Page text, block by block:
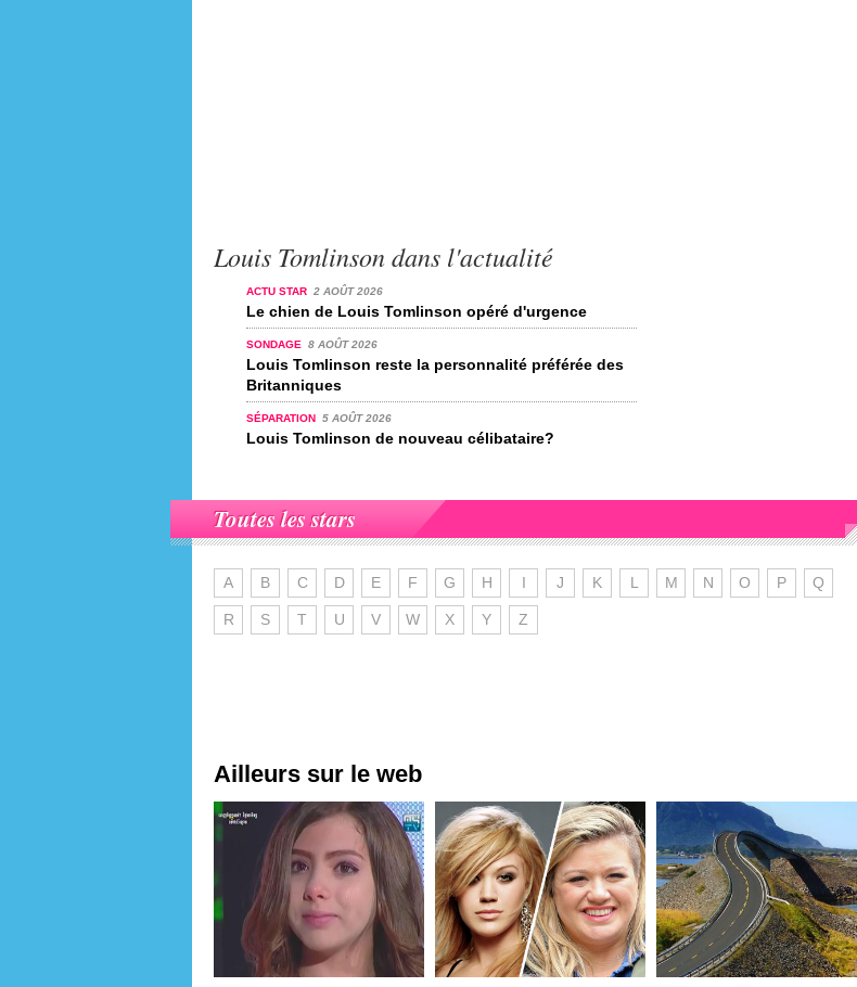
Louis Tomlinson dans l'actualité
ACTU STAR 2 AOÛT 2026
Le chien de Louis Tomlinson opéré d'urgence
SONDAGE 8 AOÛT 2026
Louis Tomlinson reste la personnalité préférée des
Britanniques
SÉPARATION 5 AOÛT 2026
Louis Tomlinson de nouveau célibataire?
Toutes les stars
A B C D E F G H I J K L M N O P Q
R S T U V W X Y Z
Ailleurs sur le web